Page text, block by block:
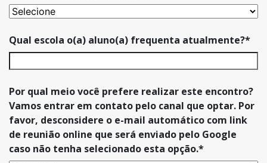
Qual escola o(a) aluno(a) frequenta atualmente?*
Por qual meio você prefere realizar este encontro?
Vamos entrar em contato pelo canal que optar. Por
favor, desconsidere o e-mail automático com link
de reunião online que será enviado pelo Google
caso não tenha selecionado esta opção.*